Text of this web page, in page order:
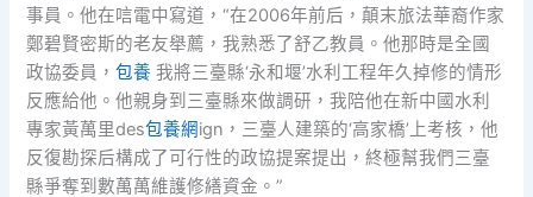
事員。他在唁電中寫道，“在2006年前后，顛末旅法華裔作家
鄭碧賢密斯的老友舉薦，我熟悉了舒乙教員。他那時是全國
政協委員，包養 我將三臺縣‘永和堰’水利工程年久掉修的情形
反應給他。他親身到三臺縣來做調研，我陪他在新中國水利
專家黃萬里des包養網ign，三臺人建築的‘高家橋’上考核，他
反復勘探后構成了可行性的政協提案提出，終極幫我們三臺
縣爭奪到數萬萬維護修繕資金。”